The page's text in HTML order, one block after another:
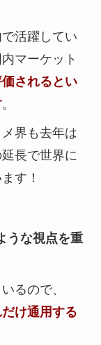
活躍してい
マーケット
されるとい
。
界も去年は
長で世界に
す！
うな視点を重
るので、
け通用する